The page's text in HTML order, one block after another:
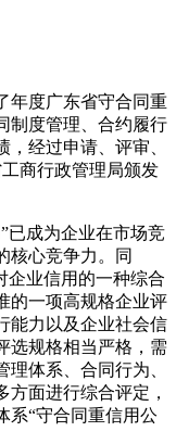
年度广东省守合同重
制度管理、合约履行
经过申请、评审、
商行政管理局颁发
已成为企业在市场竞
核心竞争力。同
企业信用的一种综合
的一项高规格企业评
能力以及企业社会信
选规格相当严格，需
体系、合同行为、
面进行综合评定，
系“守合同重信用公